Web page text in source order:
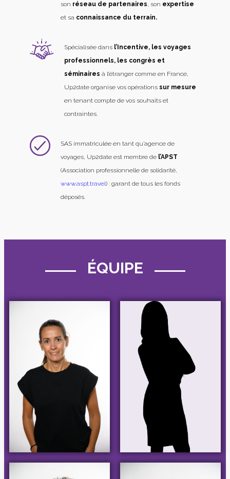
son réseau de partenaires, son expertise
et sa connaissance du terrain.
Spécialisée dans l’Incentive, les voyages
professionnels, les congrès et
séminaires à l’étranger comme en France,
Up2date organise vos opérations sur mesure
en tenant compte de vos souhaits et
contraintes.
SAS immatriculée en tant qu’agence de
voyages, Up2date est membre de l’APST
(Association professionnelle de solidarité,
www.aspt.travel) : garant de tous les fonds
déposés.
ÉQUIPE